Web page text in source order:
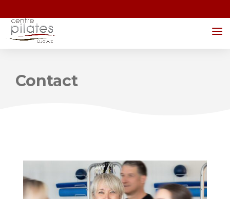
Contact